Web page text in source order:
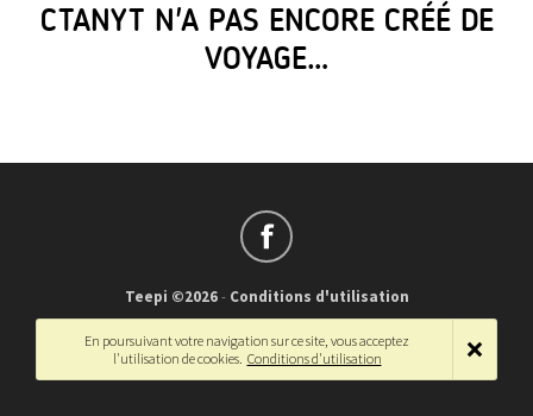
CTANYT N'A PAS ENCORE CRÉÉ DE
VOYAGE…
Teepi ©2026- Conditions d'utilisation
Français
English
En poursuivant votre navigation sur ce site, vous acceptez
l'utilisation de cookies. Conditions d'utilisation